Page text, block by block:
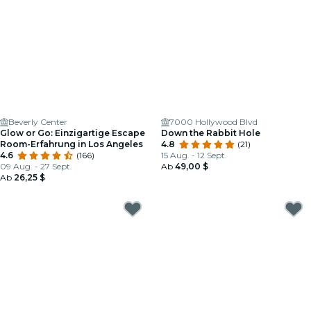
Beverly Center
Glow or Go: Einzigartige Escape
Room-Erfahrung in Los Angeles
4.6
(166)
09 Aug. - 27 Sept.
Ab 26,25 $
7000 Hollywood Blvd
Down the Rabbit Hole
4.8
(21)
15 Aug. - 12 Sept.
Ab 49,00 $